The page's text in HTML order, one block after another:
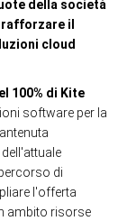
della società
il
cloud
100% di Kite
software per la
di
l'offerta
ambito risorse